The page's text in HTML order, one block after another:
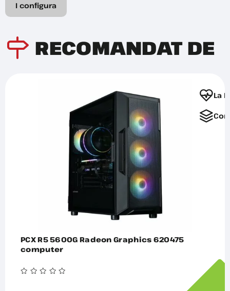
I configura
RECOMANDAT DE
La
PCX R5 5600G Radeon Graphics 620475
computer